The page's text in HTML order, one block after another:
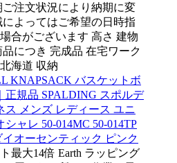
注文状況により納期に変
よってはご希望の日時指
合がございます 高さ 建物
につき 完成品 在宅ワーク
海道 収納
KNAPSACK バスケットボ
正規品 SPALDING スポルデ
ス メンズ レディース ユニ
ャレ 50-014MC 50-014TP
オーセンティック ピンク
最大14倍 Earth ラッピング